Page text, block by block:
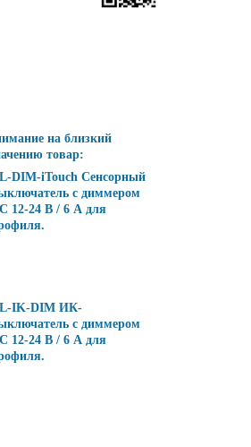
на близкий
товар:
DIM-iTouch Сенсорный
с диммером
12-24 В / 6 А для
IK-DIM ИК-
с диммером
12-24 В / 6 А для